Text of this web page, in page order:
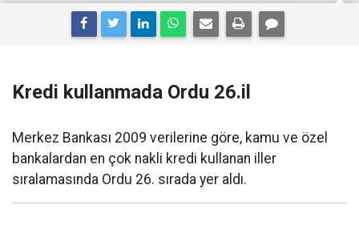
Kredi kullanmada Ordu 26.il
Merkez Bankası 2009 verilerine göre, kamu ve özel
bankalardan en çok nakli kredi kullanan iller
sıralamasında Ordu 26. sırada yer aldı.